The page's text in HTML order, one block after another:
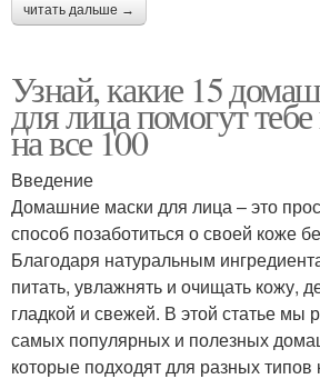
читать дальше →
Узнай, какие 15
для лица помогут
на все 100
Введение
Домашние маски для лица – это
способ позаботиться о своей коже
Благодаря натуральным
питать, увлажнять и очищать кожу,
гладкой и свежей. В этой статье мы
самых популярных и полезных
которые подходят для разных типов